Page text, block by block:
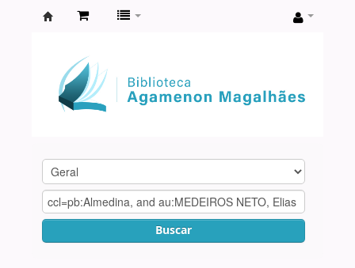
Agamenon
Magalhães
Buscar